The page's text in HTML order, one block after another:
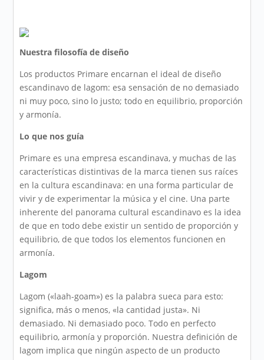
Nuestra filosofía de diseño
Los productos Primare encarnan el ideal de diseño
escandinavo de lagom: esa sensación de no demasiado
ni muy poco, sino lo justo; todo en equilibrio, proporción
y armonía.
Lo que nos guía
Primare es una empresa escandinava, y muchas de las
características distintivas de la marca tienen sus raíces
en la cultura escandinava: en una forma particular de
vivir y de experimentar la música y el cine. Una parte
inherente del panorama cultural escandinavo es la idea
de que en todo debe existir un sentido de proporción y
equilibrio, de que todos los elementos funcionen en
armonía.
Lagom
Lagom («laah-goam») es la palabra sueca para esto:
significa, más o menos, «la cantidad justa». Ni
demasiado. Ni demasiado poco. Todo en perfecto
equilibrio, armonía y proporción. Nuestra definición de
lagom implica que ningún aspecto de un producto